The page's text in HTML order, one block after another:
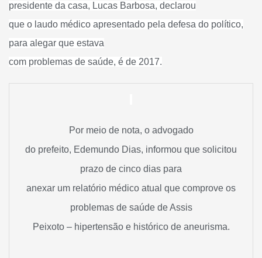
presidente da casa, Lucas Barbosa, declarou
que o laudo médico apresentado pela defesa do político,
para alegar que estava
com problemas de saúde, é de 2017.
Por meio de nota, o advogado
do prefeito, Edemundo Dias, informou que solicitou
prazo de cinco dias para
anexar um relatório médico atual que comprove os
problemas de saúde de Assis
Peixoto – hipertensão e histórico de aneurisma.